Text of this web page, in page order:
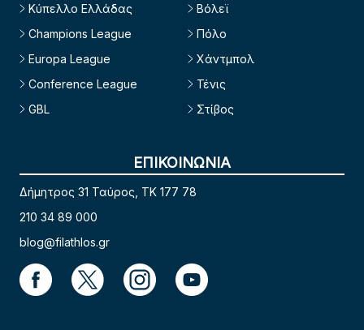
Κύπελλο Ελλάδας
Champions League
Europa League
Conference League
GBL
Βόλεϊ
Πόλο
Χάντμπολ
Τένις
Στίβος
ΕΠΙΚΟΙΝΩΝΙΑ
Δήμητρος 31 Ταύρος, TK 177 78
210 34 89 000
blog@filathlos.gr